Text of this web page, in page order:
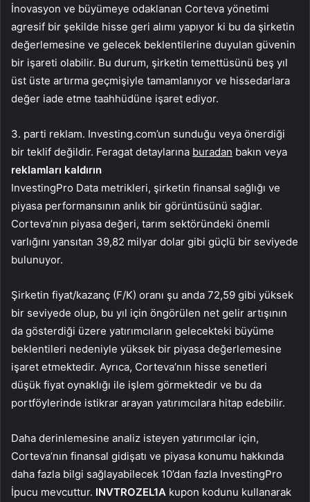
İnovasyon ve büyümeye odaklanan Corteva yönetimi
agresif bir şekilde hisse geri alımı yapıyor ki bu da şirketin
değerlemesine ve gelecek beklentilerine duyulan güvenin
bir işareti olabilir. Bu durum, şirketin temettüsünü beş yıl
üst üste artırma geçmişiyle tamamlanıyor ve hissedarlara
değer iade etme taahhüdüne işaret ediyor.
3. parti reklam. Investing.com’un sunduğu veya önerdiği
bir teklif değildir. Feragat detaylarına buradan bakın veya
reklamları kaldırın
InvestingPro Data metrikleri, şirketin finansal sağlığı ve
piyasa performansının anlık bir görüntüsünü sağlar.
Corteva’nın piyasa değeri, tarım sektöründeki önemli
varlığını yansıtan 39,82 milyar dolar gibi güçlü bir seviyede
bulunuyor.
Şirketin fiyat/kazanç (F/K) oranı şu anda 72,59 gibi yüksek
bir seviyede olup, bu yıl için öngörülen net gelir artışının
da gösterdiği üzere yatırımcıların gelecekteki büyüme
beklentileri nedeniyle yüksek bir piyasa değerlemesine
işaret etmektedir. Ayrıca, Corteva’nın hisse senetleri
düşük fiyat oynaklığı ile işlem görmektedir ve bu da
portföylerinde istikrar arayan yatırımcılara hitap edebilir.
Daha derinlemesine analiz isteyen yatırımcılar için,
Corteva’nın finansal gidişatı ve piyasa konumu hakkında
daha fazla bilgi sağlayabilecek 10’dan fazla InvestingPro
İpucu mevcuttur. INVTROZEL1A kupon kodunu kullanarak